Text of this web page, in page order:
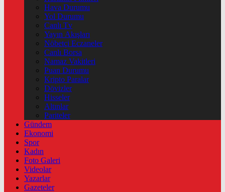
Hava Durumu
Yol Durumu
Canlı Tv
Yayın Akışları
Nöbetçi Eczaneler
Canlı Borsa
Namaz Vakitleri
Puan Durumu
Kripto Paralar
Dövizler
Hisseler
Altınlar
Pariteler
Gündem
Ekonomi
Spor
Kadın
Foto Galeri
Videolar
Yazarlar
Gazeteler